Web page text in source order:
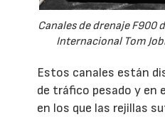
Canales de drenaje F900
Internacional Tom
Estos canales están
de tráfico pesado y en
en los que las rejillas